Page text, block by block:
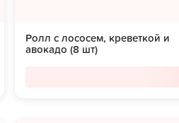
Ролл с лососем, креветкой и
авокадо (8 шт)